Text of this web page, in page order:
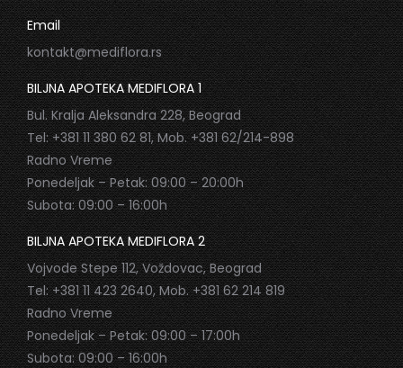
Email
kontakt@mediflora.rs
BILJNA APOTEKA MEDIFLORA 1
Bul. Kralja Aleksandra 228, Beograd
Tel: +381 11 380 62 81, Mob. +381 62/214-898
Radno Vreme
Ponedeljak – Petak: 09:00 – 20:00h
Subota: 09:00 – 16:00h
BILJNA APOTEKA MEDIFLORA 2
Vojvode Stepe 112, Voždovac, Beograd
Tel: +381 11 423 2640, Mob. +381 62 214 819
Radno Vreme
Ponedeljak – Petak: 09:00 – 17:00h
Subota: 09:00 – 16:00h